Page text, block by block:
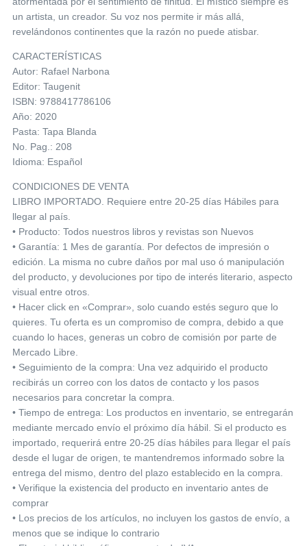
un artista, un creador. Su voz nos permite ir más allá,
revelándonos continentes que la razón no puede atisbar.
CARACTERÍSTICAS
Autor: Rafael Narbona
Editor: Taugenit
ISBN: 9788417786106
Año: 2020
Pasta: Tapa Blanda
No. Pag.: 208
Idioma: Español
CONDICIONES DE VENTA
LIBRO IMPORTADO. Requiere entre 20-25 días Hábiles para
llegar al país.
• Producto: Todos nuestros libros y revistas son Nuevos
• Garantía: 1 Mes de garantía. Por defectos de impresión o
edición. La misma no cubre daños por mal uso ó manipulación
del producto, y devoluciones por tipo de interés literario, aspecto
visual entre otros.
• Hacer click en «Comprar», solo cuando estés seguro que lo
quieres. Tu oferta es un compromiso de compra, debido a que
cuando lo haces, generas un cobro de comisión por parte de
Mercado Libre.
• Seguimiento de la compra: Una vez adquirido el producto
recibirás un correo con los datos de contacto y los pasos
necesarios para concretar la compra.
• Tiempo de entrega: Los productos en inventario, se entregarán
mediante mercado envío el próximo día hábil. Si el producto es
importado, requerirá entre 20-25 días hábiles para llegar el país
desde el lugar de origen, te mantendremos informado sobre la
entrega del mismo, dentro del plazo establecido en la compra.
• Verifique la existencia del producto en inventario antes de
comprar
• Los precios de los artículos, no incluyen los gastos de envío, a
menos que se indique lo contrario